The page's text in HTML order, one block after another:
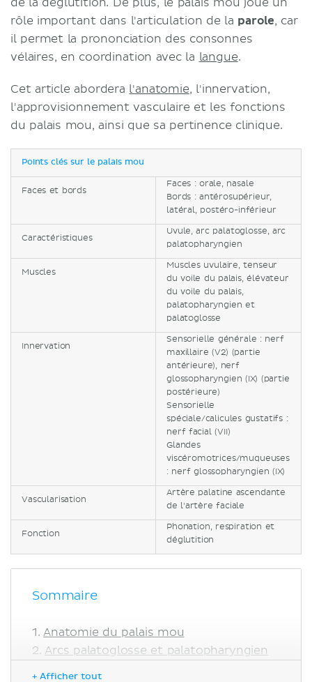
de la déglutition. De plus, le palais mou joue un
rôle important dans l'articulation de la parole, car
il permet la prononciation des consonnes
vélaires, en coordination avec la langue.
Cet article abordera l'anatomie, l'innervation,
l'approvisionnement vasculaire et les fonctions
du palais mou, ainsi que sa pertinence clinique.
Points clés sur le palais mou
Faces et bords
Faces : orale, nasale
Bords : antérosupérieur,
latéral, postéro-inférieur
Caractéristiques
Uvule, arc palatoglosse, arc
palatopharyngien
Muscles
Muscles uvulaire, tenseur
du voile du palais, élévateur
du voile du palais,
palatopharyngien et
palatoglosse
Innervation
Sensorielle générale : nerf
maxillaire (V2) (partie
antérieure), nerf
glossopharyngien (IX) (partie
postérieure)
Sensorielle
spéciale/calicules gustatifs :
nerf facial (VII)
Glandes
viscéromotrices/muqueuses
: nerf glossopharyngien (IX)
Vascularisation
Artère palatine ascendante
de l'artère faciale
Fonction
Phonation, respiration et
déglutition
Sommaire
Anatomie du palais mou
Arcs palatoglosse et palatopharyngien
+ Afficher tout